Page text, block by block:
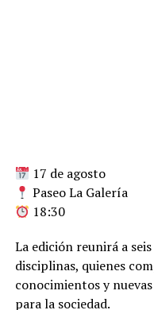
17 de agosto
Paseo La Galería
18:30
La edición reunirá a
disciplinas, quienes
conocimientos y
para la sociedad.